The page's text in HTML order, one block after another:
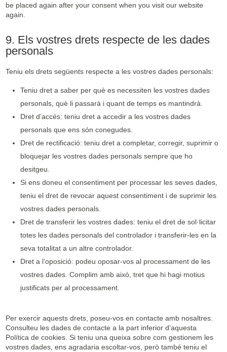
be placed again after your consent when you visit our website
again.
9. Els vostres drets respecte de les dades
personals
Teniu els drets següents respecte a les vostres dades personals:
Teniu dret a saber per què es necessiten les vostres dades
personals, què li passarà i quant de temps es mantindrà.
Dret d’accés: teniu dret a accedir a les vostres dades
personals que ens són conegudes.
Dret de rectificació: teniu dret a completar, corregir, suprimir o
bloquejar les vostres dades personals sempre que ho
desitgeu.
Si ens doneu el consentiment per processar les seves dades,
teniu el dret de revocar aquest consentiment i de suprimir les
vostres dades personals.
Dret de transferir les vostres dades: teniu el dret de sol·licitar
totes les dades personals del controlador i transferir-les en la
seva totalitat a un altre controlador.
Dret a l’oposició: podeu oposar-vos al processament de les
vostres dades. Complim amb això, tret que hi hagi motius
justificats per al processament.
Per exercir aquests drets, poseu-vos en contacte amb nosaltres.
Consulteu les dades de contacte a la part inferior d’aquesta
Política de cookies. Si teniu una queixa sobre com gestionem les
vostres dades, ens agradaria escoltar-vos, però també teniu el